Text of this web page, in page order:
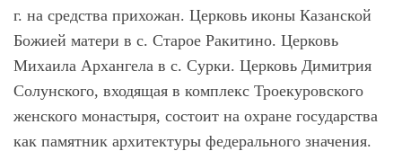
г. на средства прихожан. Церковь иконы Казанской
Божией матери в с. Старое Ракитино. Церковь
Михаила Архангела в с. Сурки. Церковь Димитрия
Солунского, входящая в комплекс Троекуровского
женского монастыря, состоит на охране государства
как памятник архитектуры федерального значения.